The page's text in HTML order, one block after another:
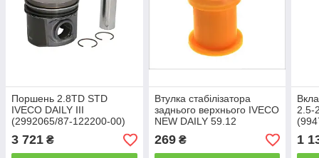
Поршень 2.8TD STD
IVECO DAILY III
(2992065/87-122200-00)
Nural
3 721 ₴
Втулка стабілізатора
заднього верхнього IVECO
NEW DAILY 59.12
(LE2583.00/93814617)
269₴
2.5-
1